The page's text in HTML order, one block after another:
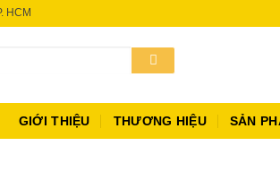
HCM
GIỚI THIỆU THƯƠNG HIỆU SẢN